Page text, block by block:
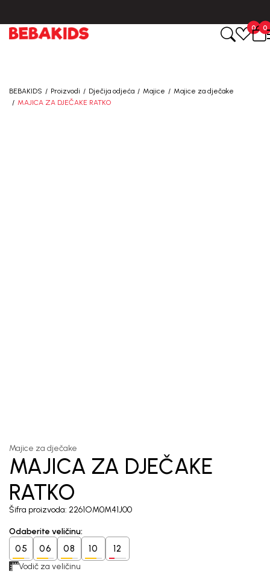
0
0
BEBAKIDS Proizvodi Dječija odjeća Majice
Majice za dječake
MAJICA ZA DJEČAKE RATKO
Majice za dječake
MAJICA ZA DJEČAKE
RATKO
Šifra proizvoda: 2261OM0M41J00
Odaberite veličinu:
05 06 08 10 12
Vodič za veličinu